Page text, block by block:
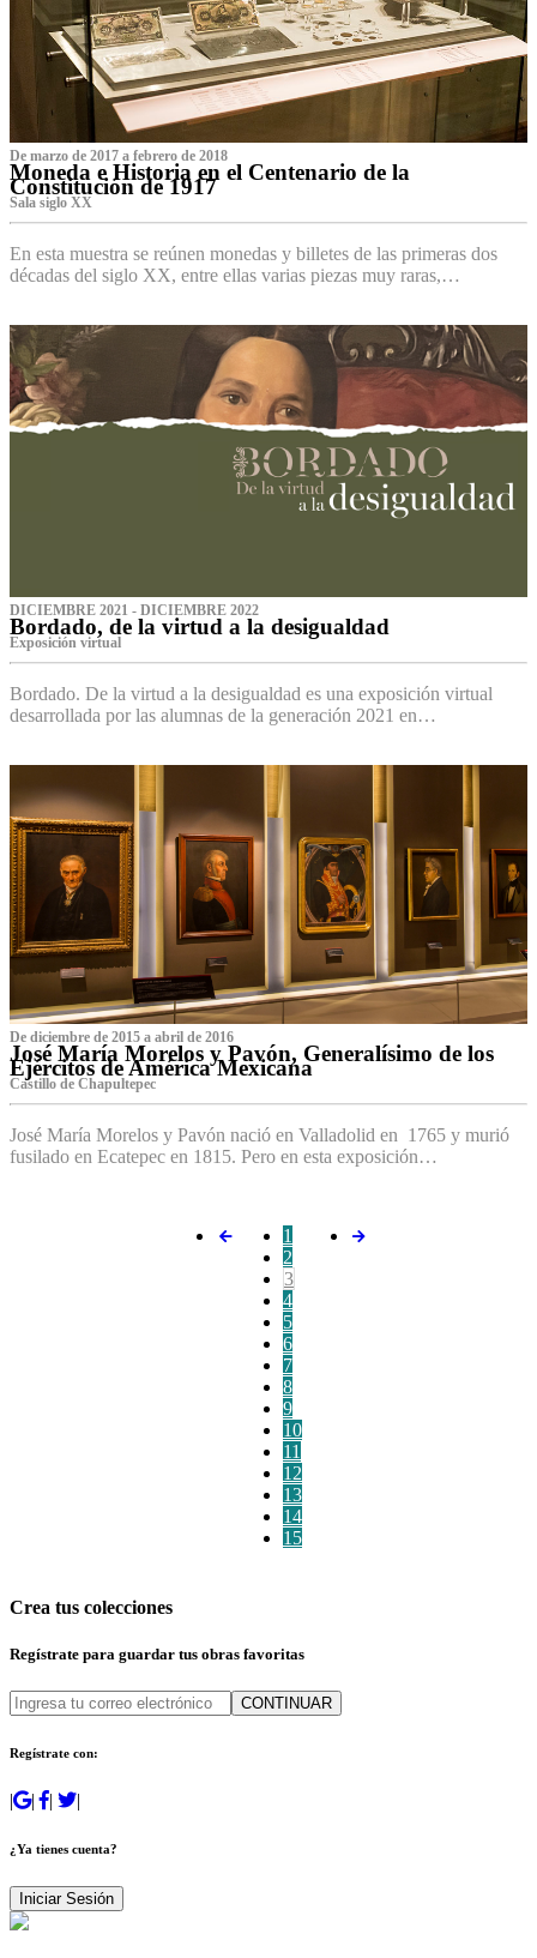
De marzo de 2017 a febrero de 2018
Moneda e Historia en el Centenario de la
Constitución de 1917
Sala siglo XX
En esta muestra se reúnen monedas y billetes de las primeras dos
décadas del siglo XX, entre ellas varias piezas muy raras,…
DICIEMBRE 2021 - DICIEMBRE 2022
Bordado, de la virtud a la desigualdad
Exposición virtual‌
Bordado. De la virtud a la desigualdad es una exposición virtual
desarrollada por las alumnas de la generación 2021 en…
De diciembre de 2015 a abril de 2016
José María Morelos y Pavón, Generalísimo de los
Ejércitos de América Mexicana
C‌astillo de Chapultepec
José María Morelos y Pavón nació en Valladolid en 1765 y murió
fusilado en Ecatepec en 1815. Pero en esta exposición…
1
2
3
4
5
6
7
8
9
10
11
12
13
14
15
Crea tus colecciones
Regístrate para guardar tus obras favoritas
CONTINUAR
Regístrate con:
| | | |
¿Ya tienes cuenta?
Iniciar Sesión